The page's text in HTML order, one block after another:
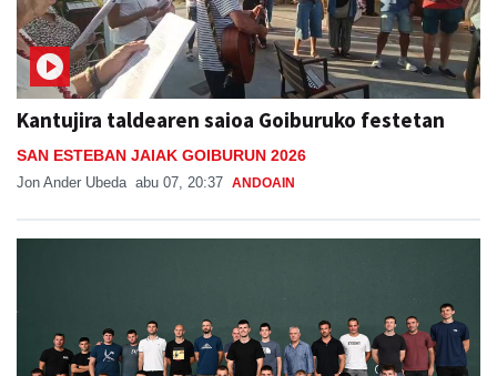
Kantujira taldearen saioa Goiburuko festetan
SAN ESTEBAN JAIAK GOIBURUN 2026
Jon Ander Ubeda abu 07, 20:37 ANDOAIN